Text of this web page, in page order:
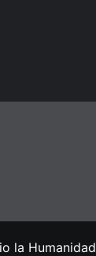
la Humanidad